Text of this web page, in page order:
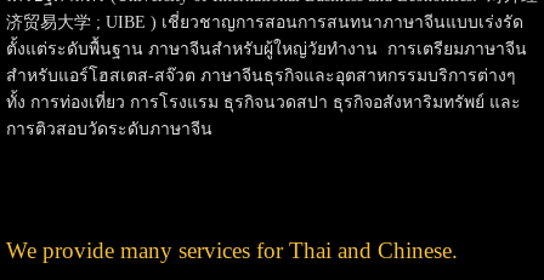
济贸易大学 ; UIBE ) เชี่ยวชาญการสอนการสนทนาภาษาจีนแบบเร่งรัด
ตั้งแต่ระดับพื้นฐาน ภาษาจีนสำหรับผู้ใหญ่วัยทำงาน การเตรียมภาษาจีน
สำหรับแอร์โฮสเตส-สจ๊วต ภาษาจีนธุรกิจและอุตสาหกรรมบริการต่างๆ
ทั้ง การท่องเที่ยว การโรงแรม ธุรกิจนวดสปา ธุรกิจอสังหาริมทรัพย์ และ
การติวสอบวัดระดับภาษาจีน
We provide many services for Thai and Chinese.